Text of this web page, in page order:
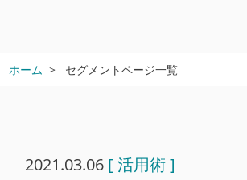
ホーム セグメントページ一覧
2021.03.06 [ 活用術 ]